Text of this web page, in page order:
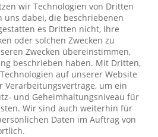
wir Technologien von Dritten
uns dabei, die beschriebenen
es Dritten nicht, Ihre
oder solchen Zwecken zu
Zwecken übereinstimmen,
beschrieben haben. Mit Dritten,
auf unserer Website
Verarbeitungsverträge, um ein
und Geheimhaltungsniveau für
Wir sind auch weiterhin für
Daten im Auftrag von